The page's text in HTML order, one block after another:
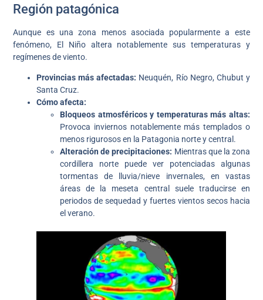
Región patagónica
Aunque es una zona menos asociada popularmente a este
fenómeno, El Niño altera notablemente sus temperaturas y
regímenes de viento.
Provincias más afectadas: Neuquén, Río Negro, Chubut y
Santa Cruz.
Cómo afecta:
Bloqueos atmosféricos y temperaturas más altas:
Provoca inviernos notablemente más templados o
menos rigurosos en la Patagonia norte y central.
Alteración de precipitaciones: Mientras que la zona
cordillera norte puede ver potenciadas algunas
tormentas de lluvia/nieve invernales, en vastas
áreas de la meseta central suele traducirse en
periodos de sequedad y fuertes vientos secos hacia
el verano.